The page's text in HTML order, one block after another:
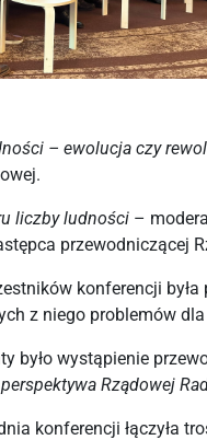
– ewolucja czy
liczby ludności –
przewodniczącej
konferencji
z niego problemów
było wystąpienie
Rządowej
konferencji łączyła